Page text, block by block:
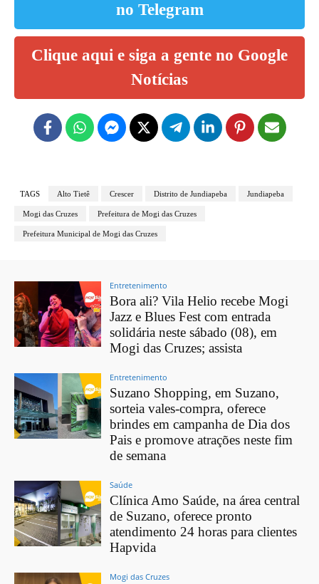
no Telegram
Clique aqui e siga a gente no Google
Notícias
TAGS Alto Tietê Crescer Distrito de Jundiapeba Jundiapeba
Mogi das Cruzes Prefeitura de Mogi das Cruzes
Prefeitura Municipal de Mogi das Cruzes
Entretenimento
Bora ali? Vila Helio recebe Mogi
Jazz e Blues Fest com entrada
solidária neste sábado (08), em
Mogi das Cruzes; assista
Entretenimento
Suzano Shopping, em Suzano,
sorteia vales-compra, oferece
brindes em campanha de Dia dos
Pais e promove atrações neste fim
de semana
Saúde
Clínica Amo Saúde, na área central
de Suzano, oferece pronto
atendimento 24 horas para clientes
Hapvida
Mogi das Cruzes